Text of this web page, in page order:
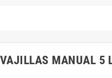
MANUAL 5